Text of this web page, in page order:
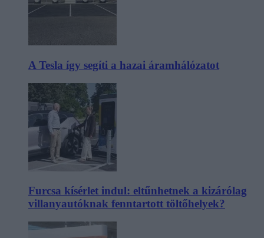
A Tesla így segíti a hazai áramhálózatot
Furcsa kísérlet indul: eltűnhetnek a kizárólag
villanyautóknak fenntartott töltőhelyek?